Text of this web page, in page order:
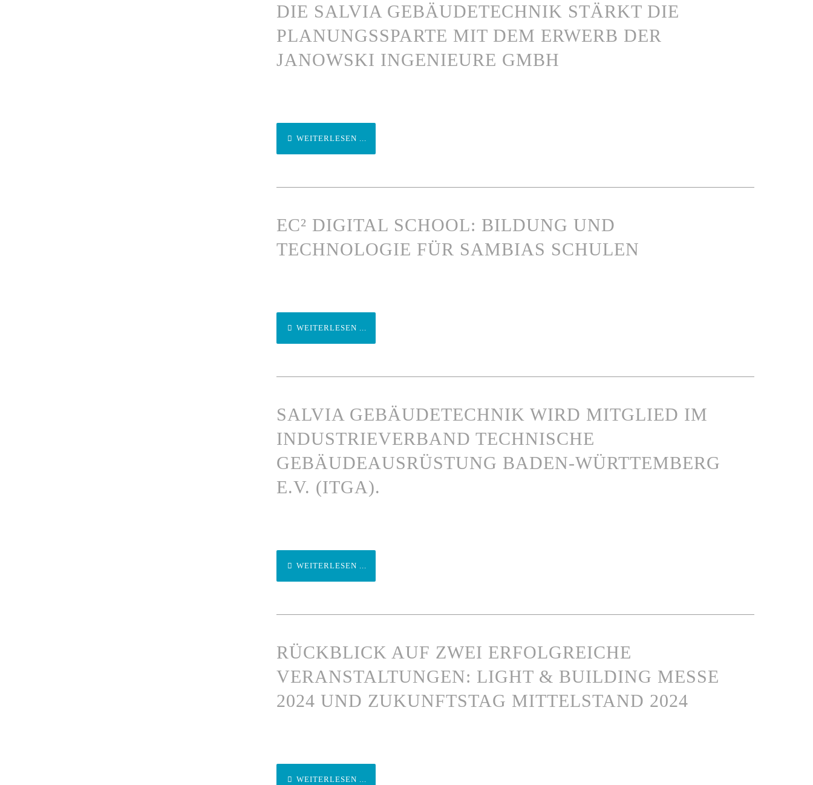
DIE SALVIA GEBÄUDETECHNIK STÄRKT DIE
PLANUNGSSPARTE MIT DEM ERWERB DER
JANOWSKI INGENIEURE GMBH
WEITERLESEN ...
EC² DIGITAL SCHOOL: BILDUNG UND
TECHNOLOGIE FÜR SAMBIAS SCHULEN
WEITERLESEN ...
SALVIA GEBÄUDETECHNIK WIRD MITGLIED IM
INDUSTRIEVERBAND TECHNISCHE
GEBÄUDEAUSRÜSTUNG BADEN-WÜRTTEMBERG
E.V. (ITGA).
WEITERLESEN ...
RÜCKBLICK AUF ZWEI ERFOLGREICHE
VERANSTALTUNGEN: LIGHT & BUILDING MESSE
2024 UND ZUKUNFTSTAG MITTELSTAND 2024
WEITERLESEN ...